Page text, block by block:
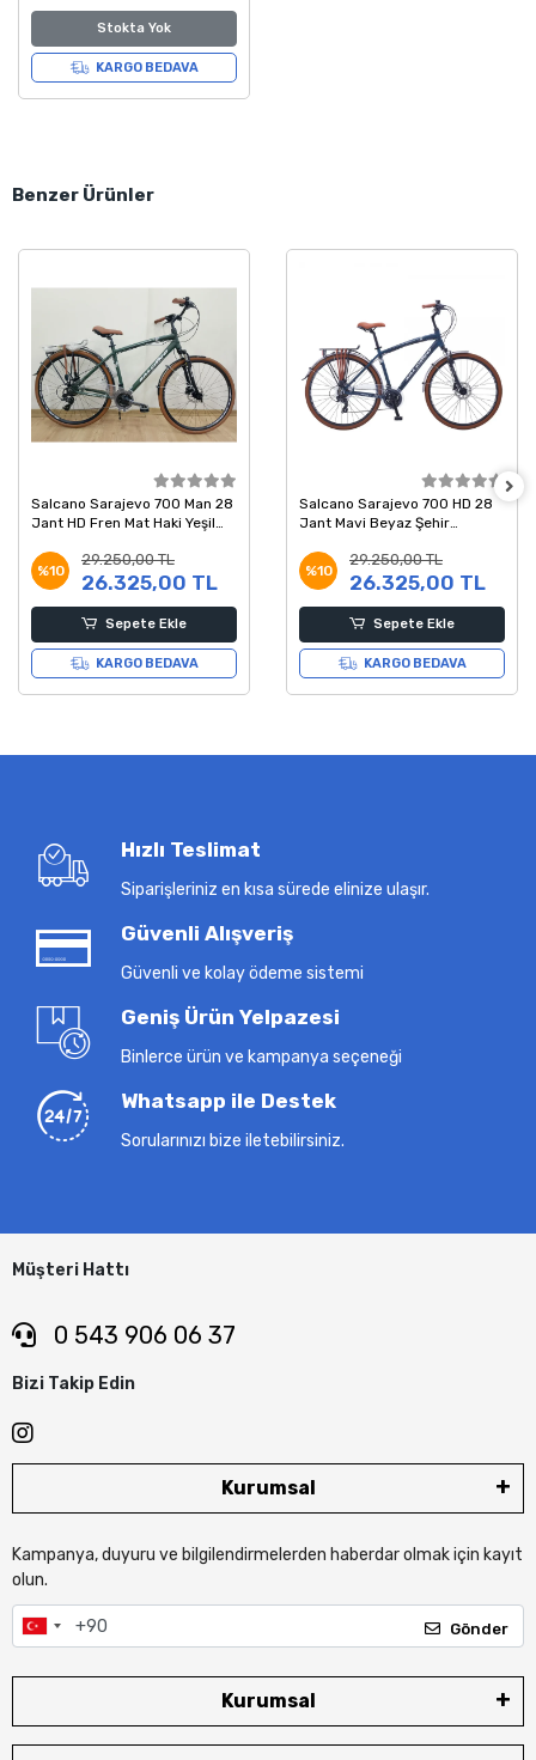
Stokta Yok
KARGO BEDAVA
Benzer Ürünler
Salcano Sarajevo 700 Man 28
Jant HD Fren Mat Haki Yeşil
%10
29.250,00 TL
26.325,00 TL
Sepete Ekle
KARGO BEDAVA
Salcano Sarajevo 700 HD 28
Jant Mavi Beyaz Şehir
%10
29.250,00 TL
26.325,00 TL
Sepete Ekle
KARGO BEDAVA
Hızlı Teslimat
Siparişleriniz en kısa sürede elinize ulaşır.
Güvenli Alışveriş
Güvenli ve kolay ödeme sistemi
Geniş Ürün Yelpazesi
Binlerce ürün ve kampanya seçeneği
Whatsapp ile Destek
Sorularınızı bize iletebilirsiniz.
Müşteri Hattı
0 543 906 06 37
Bizi Takip Edin
Kurumsal
Kampanya, duyuru ve bilgilendirmelerden haberdar olmak için kayıt
olun.
Gönder
Kurumsal